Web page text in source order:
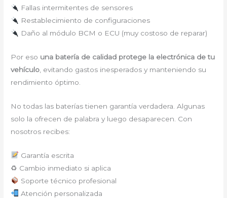
Fallas intermitentes de sensores
Restablecimiento de configuraciones
Daño al módulo BCM o ECU (muy costoso de reparar)
Por eso una batería de calidad protege la electrónica de tu
vehículo , evitando gastos inesperados y manteniendo su
rendimiento óptimo.
No todas las baterías tienen garantía verdadera. Algunas
solo la ofrecen de palabra y luego desaparecen. Con
nosotros recibes:
Garantía escrita
♻ Cambio inmediato si aplica
Soporte técnico profesional
Atención personalizada